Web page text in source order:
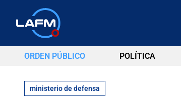
ORDEN PÚBLICO POLÍTICA
ministerio de defensa